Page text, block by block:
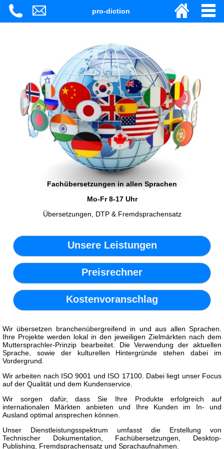
pro-diction
Fachübersetzungen in allen Sprachen
Mo-Fr 8-17 Uhr
Übersetzungen, DTP & Fremdsprachensatz
Unsere Leistungen
Preisrechner
Kostenvoranschlag
Wir übersetzen branchenübergreifend in und aus allen Sprachen.
Ihre Projekte werden lokal in den jeweiligen Zielmärkten nach dem
Muttersprachler-Prinzip bearbeitet. Die Verwendung der aktuellen
Sprache, sowie der kulturellen Hintergründe stehen dabei im
Vordergrund.
Wir arbeiten nach ISO 9001 und ISO 17100. Dabei liegt unser Focus
auf der Qualität und dem Kundenservice.
Wir sorgen dafür, dass Sie Ihre Produkte erfolgreich auf
internationalen Märkten anbieten und Ihre Kunden im In- und
Ausland optimal ansprechen können.
Unser Dienstleistungsspektrum umfasst die Erstellung von
Technischer Dokumentation, Fachübersetzungen, Desktop-
Publishing, Fremdsprachensatz und Sprachaufnahmen.